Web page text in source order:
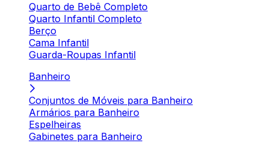
Quarto de Bebê Completo
Quarto Infantil Completo
Berço
Cama Infantil
Guarda-Roupas Infantil
Banheiro
Conjuntos de Móveis para Banheiro
Armários para Banheiro
Espelheiras
Gabinetes para Banheiro